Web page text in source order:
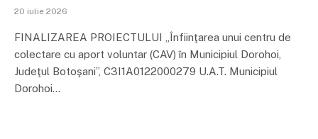
20 iulie 2026
FINALIZAREA PROIECTULUI „Înfiinţarea unui centru de
colectare cu aport voluntar (CAV) în Municipiul Dorohoi,
Judeţul Botoşani”, C3I1A0122000279 U.A.T. Municipiul
Dorohoi…